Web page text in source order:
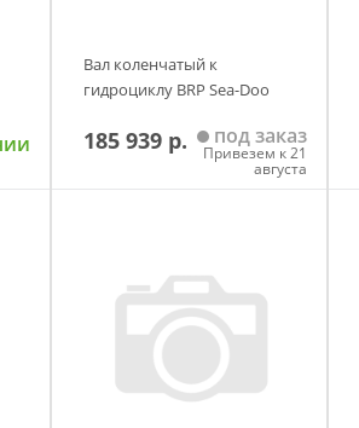
Вал коленчатый к
гидроциклу BRP Sea-Doo
185 939 р. под заказ
Привезем к 21
августа